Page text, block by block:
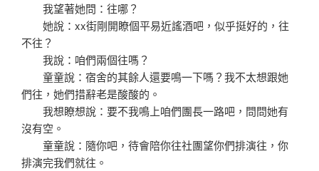
我望著她問：往哪？
她說：xx街剛開瞭個平易近謠酒吧，似乎挺好的，往
不往？
我說：咱們兩個往嗎？
童童說：宿舍的其餘人還要鳴一下嗎？我不太想跟她
們往，她們措辭老是酸酸的。
我想瞭想說：要不我鳴上咱們團長一路吧，問問她有
沒有空。
童童說：隨你吧，待會陪你往社團望你們排演往，你
排演完我們就往。